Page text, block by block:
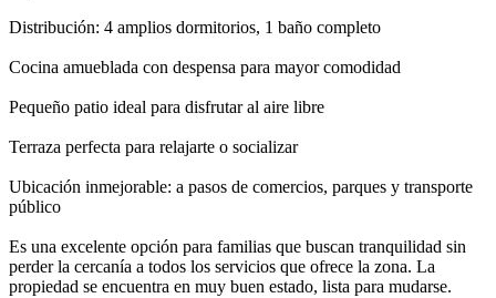
Distribución: 4 amplios dormitorios, 1 baño completo
Cocina amueblada con despensa para mayor comodidad
Pequeño patio ideal para disfrutar al aire libre
Terraza perfecta para relajarte o socializar
Ubicación inmejorable: a pasos de comercios, parques y transporte
público
Es una excelente opción para familias que buscan tranquilidad sin
perder la cercanía a todos los servicios que ofrece la zona. La
propiedad se encuentra en muy buen estado, lista para mudarse.